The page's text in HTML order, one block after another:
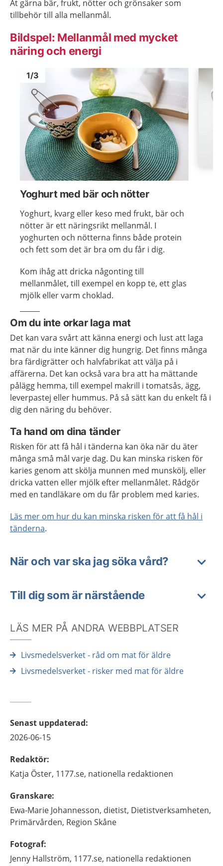
Ät gärna bär, frukt, nötter och grönsaker som
tillbehör till alla mellanmål.
Bildspel: Mellanmål med mycket
näring och energi
Bild 1
1/3
Yoghurt med bär och nötter
Yoghurt, kvarg eller keso med frukt, bär och
nötter är ett näringsrikt mellanmål. I
yoghurten och nötterna finns både protein
och fett som det är bra om du får i dig.
Kom ihåg att dricka någonting till
mellanmålet, till exempel en kopp te, ett glas
mjölk eller varm choklad.
Visa föregående bild
Om du inte orkar laga mat
Det kan vara svårt att känna energi och lust att laga
mat när du inte känner dig hungrig. Det finns många
bra färdigrätter och halvfabrikat att välja på i
affärerna. Det kan också vara bra att ha mättande
pålägg hemma, till exempel makrill i tomatsås, ägg,
leverpastej eller hummus. På så sätt kan du enkelt få i
dig den näring du behöver.
Ta hand om dina tänder
Risken för att få hål i tänderna kan öka när du äter
många små mål varje dag. Du kan minska risken för
karies genom att skölja munnen med munskölj, eller
dricka vatten eller mjölk efter mellanmålet. Rådgör
med en tandläkare om du får problem med karies.
Läs mer om hur du kan minska risken för att få hål i
tänderna.
När och var ska jag söka vård?
Till dig som är närstående
LÄS MER PÅ ANDRA WEBBPLATSER
Livsmedelsverket - råd om mat för äldre
Livsmedelsverket - risker med mat för äldre
Senast uppdaterad:
2026-06-15
Redaktör:
Katja Öster, 1177.se, nationella redaktionen
Granskare:
Ewa-Marie Johannesson, dietist, Dietistverksamheten,
Primärvården, Region Skåne
Fotograf:
Jenny Hallström, 1177.se, nationella redaktionen